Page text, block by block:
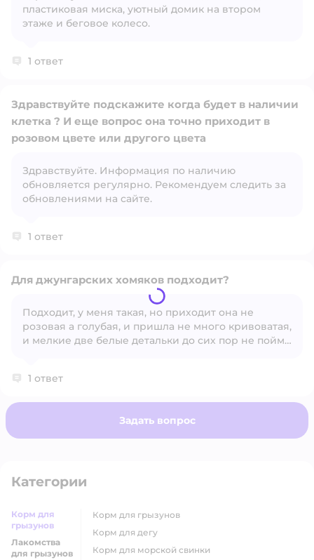
Открыть вопрос
пластиковая миска, уютный домик на втором
этаже и беговое колесо.
1 ответ
Открыть вопрос
Здравствуйте подскажите когда будет в наличии
клетка ? И еще вопрос она точно приходит в
розовом цвете или другого цвета
Здравствуйте. Информация по наличию
обновляется регулярно. Рекомендуем следить за
обновлениями на сайте.
1 ответ
Открыть вопрос
Для джунгарских хомяков подходит?
Подходит, у меня такая, но приходит она не
розовая а голубая, и пришла не много кривоватая,
и мелкие две белые детальки до сих пор не пойму
1 ответ
Задать вопрос
Категории
Корм для
грызунов
Лакомства
для грызунов
корм для грызунов
корм для дегу
корм для морской свинки